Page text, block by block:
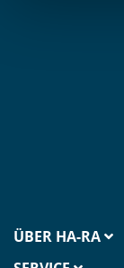
ÜBER HA-RA